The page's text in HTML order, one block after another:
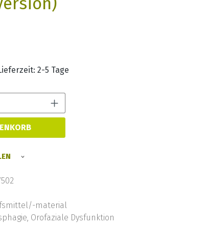
2-5 Tage
material
Orofaziale Dysfunktion